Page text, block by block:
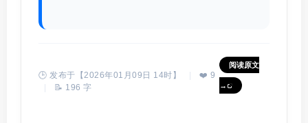
🕒 发布于【2026年01月09日 14时】
❤️ 9
📝 196 字
阅读原文
→